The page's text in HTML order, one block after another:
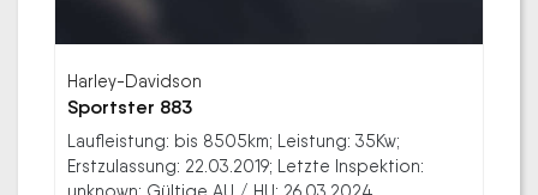
Harley-Davidson
Sportster 883
Laufleistung: bis 8505km; Leistung: 35Kw;
Erstzulassung: 22.03.2019; Letzte Inspektion: